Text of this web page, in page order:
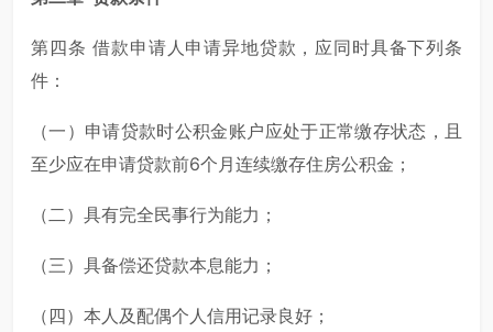
第四条 借款申请人申请异地贷款，应同时具备下列条
件：
（一）申请贷款时公积金账户应处于正常缴存状态，且
至少应在申请贷款前6个月连续缴存住房公积金；
（二）具有完全民事行为能力；
（三）具备偿还贷款本息能力；
（四）本人及配偶个人信用记录良好；